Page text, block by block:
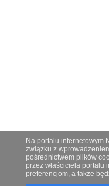
Na portalu internetowym
związku z
pośrednictwem plików
przez właściciela
preferencjom, a także